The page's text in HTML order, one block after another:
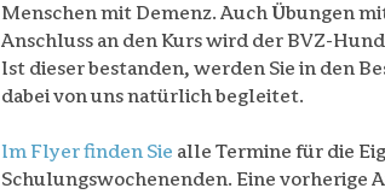
Menschen mit Demenz. Auch Übungen
Anschluss an den Kurs wird der BVZ-
Ist dieser bestanden, werden Sie in den
dabei von uns natürlich begleitet.
Im Flyer finden Sie alle Termine für die
Schulungswochenenden. Eine vorherige